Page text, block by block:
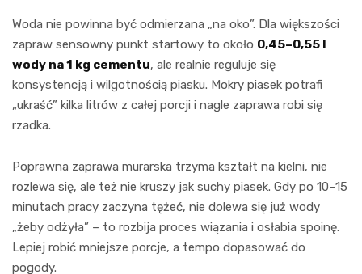
Woda nie powinna być odmierzana „na oko”. Dla większości
zapraw sensowny punkt startowy to około 0,45–0,55 l
wody na 1 kg cementu, ale realnie reguluje się
konsystencją i wilgotnością piasku. Mokry piasek potrafi
„ukraść” kilka litrów z całej porcji i nagle zaprawa robi się
rzadka.
Poprawna zaprawa murarska trzyma kształt na kielni, nie
rozlewa się, ale też nie kruszy jak suchy piasek. Gdy po 10–15
minutach pracy zaczyna tężeć, nie dolewa się już wody
„żeby odżyła” – to rozbija proces wiązania i osłabia spoinę.
Lepiej robić mniejsze porcje, a tempo dopasować do
pogody.